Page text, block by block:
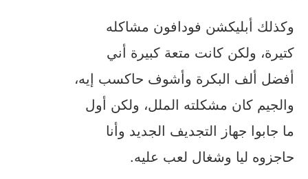
وكذلك أبليكشن فودافون مشاكله
كتيرة، ولكن كانت متعة كبيرة أني
أفضل ألف البكرة وأشوف حاكسب إيه،
والجيم كان مشكلته الملل، ولكن أول
ما جابوا جهاز التجديف الجديد وأنا
حاجزوه ليا وشغال لعب عليه.